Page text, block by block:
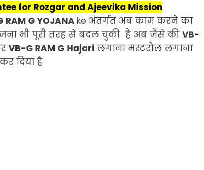
for Rozgar and Ajeevika Mission
RAM G YOJANA ke अंतर्गत अब काम करने का
भी पूरी तरह से बदल चुकी है अब जैसे की VB-
VB-G RAM G Hajari लगाना मस्टरोल लगाना
दिया है